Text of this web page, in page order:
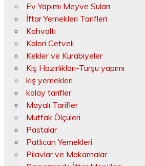
Ev Yapımı Meyve Suları
İftar Yemekleri Tarifleri
Kahvaltı
Kalori Cetveli
Kekler ve Kurabiyeler
Kış Hazırlıkları-Turşu yapımı
kış yemekleri
kolay tarifler
Mayalı Tarifler
Mutfak Ölçüleri
Pastalar
Patlıcan Yemekleri
Pilavlar ve Makarnalar